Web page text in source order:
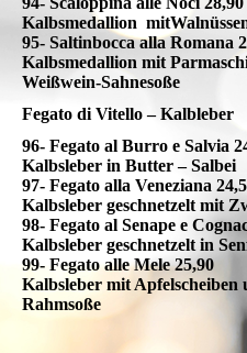
Kalbsmedallion
95- Saltinbocca alla Romana
Kalbsmedallion mit
Weißwein-Sahnesoße
Fegato di Vitello – Kalbleber
96- Fegato al Burro e Salvia
Kalbsleber in Butter – Salbei
97- Fegato alla Veneziana
Kalbsleber geschnetzelt mit
98- Fegato al Senape e
Kalbsleber geschnetzelt in
99- Fegato alle Mele 25,90
Kalbsleber mit
Rahmsoße